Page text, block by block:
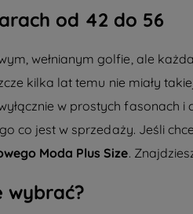
od 42 do 56
wełnianym golfie, ale
kilka lat temu nie miały
w prostych fasonach
co jest w sprzedaży. Jeśli
Moda Plus Size.
wybrać?